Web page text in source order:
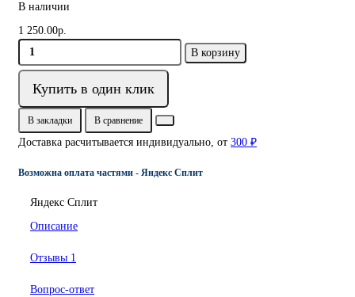
В наличии
1 250.00р.
В корзину
Купить в один клик
В закладки В сравнение
Доставка расчитывается индивидуально, от 300 ₽
Возможна оплата частями - Яндекс Сплит
Яндекс Сплит
Описание
Отзывы 1
Вопрос-ответ